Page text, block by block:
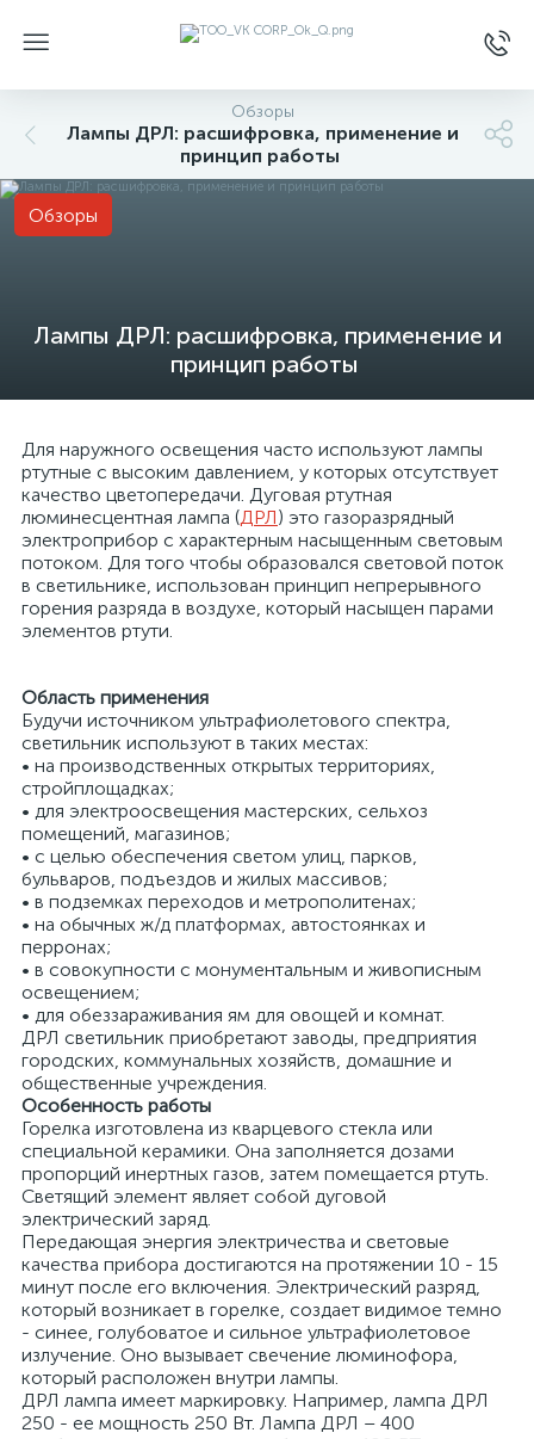
Обзоры
Лампы ДРЛ: расшифровка, применение и
принцип работы
Лампы ДРЛ: расшифровка, применение и
принцип работы
Обзоры
Для наружного освещения часто используют лампы
ртутные с высоким давлением, у которых отсутствует
качество цветопередачи. Дуговая ртутная
люминесцентная лампа (ДРЛ) это газоразрядный
электроприбор с характерным насыщенным световым
потоком. Для того чтобы образовался световой поток
в светильнике, использован принцип непрерывного
горения разряда в воздухе, который насыщен парами
элементов ртути.
Область применения
Будучи источником ультрафиолетового спектра,
светильник используют в таких местах:
• на производственных открытых территориях,
стройплощадках;
• для электроосвещения мастерских, сельхоз
помещений, магазинов;
• с целью обеспечения светом улиц, парков,
бульваров, подъездов и жилых массивов;
• в подземках переходов и метрополитенах;
• на обычных ж/д платформах, автостоянках и
перронах;
• в совокупности с монументальным и живописным
освещением;
• для обеззараживания ям для овощей и комнат.
ДРЛ светильник приобретают заводы, предприятия
городских, коммунальных хозяйств, домашние и
общественные учреждения.
Особенность работы
Горелка изготовлена из кварцевого стекла или
специальной керамики. Она заполняется дозами
пропорций инертных газов, затем помещается ртуть.
Светящий элемент являет собой дуговой
электрический заряд.
Передающая энергия электричества и световые
качества прибора достигаются на протяжении 10 - 15
минут после его включения. Электрический разряд,
который возникает в горелке, создает видимое темно
- синее, голубоватое и сильное ультрафиолетовое
излучение. Оно вызывает свечение люминофора,
который расположен внутри лампы.
ДРЛ лампа имеет маркировку. Например, лампа ДРЛ
250 - ее мощность 250 Вт. Лампа ДРЛ – 400